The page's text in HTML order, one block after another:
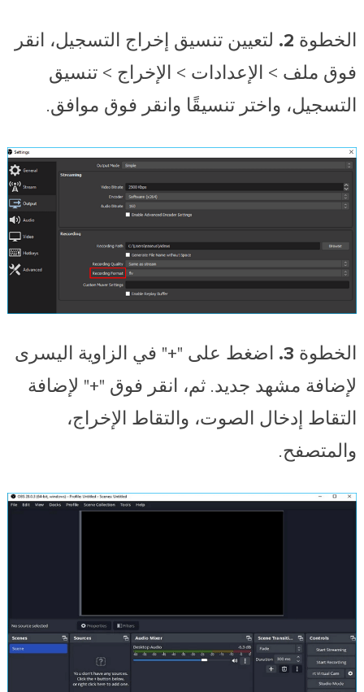
الخطوة 2.
لتعيين تنسيق إخراج التسجيل، انقر
فوق ملف > الإعدادات > الإخراج > تنسيق
التسجيل، واختر تنسيقًا وانقر فوق موافق.
الخطوة 3.
اضغط على "+" في الزاوية اليسرى
لإضافة مشهد جديد. ثم، انقر فوق "+" لإضافة
التقاط إدخال الصوت، والتقاط الإخراج،
والمتصفح.